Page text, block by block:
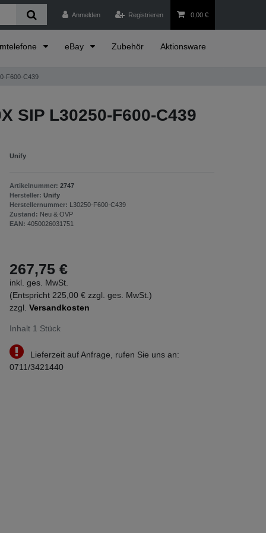
Anmelden Registrieren 0,00 €
eBay Zubehör Aktionsware
F600-C439
SIP L30250-F600-C439
Unify
Artikelnummer: 2747
Hersteller: Unify
Herstellernummer: L30250-F600-C439
Zustand: Neu & OVP
EAN: 4050026031751
267,75 €
inkl. ges. MwSt.
(Entspricht 225,00 € zzgl. ges. MwSt.)
zzgl. Versandkosten
Inhalt 1 Stück
Lieferzeit auf Anfrage, rufen Sie uns an:
0711/3421440